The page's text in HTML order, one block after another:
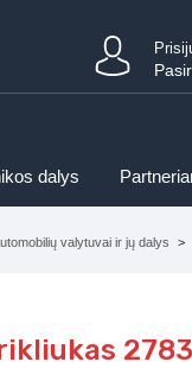
dalys
valytuvai ir jų dalys